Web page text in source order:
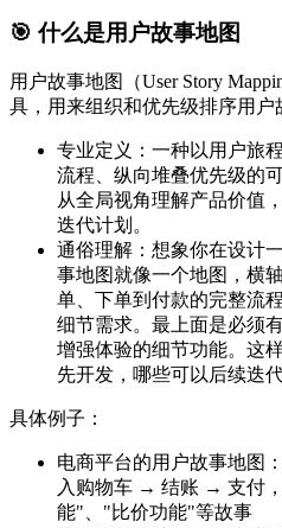
🎯 什么是用户故事地图
用户故事地图（User Story
具，用来组织和优先级排序用户
专业定义 ：一种以用户旅
流程、纵向堆叠优先级的
从全局视角理解产品价值
迭代计划。
通俗理解 ：想象你在设计
事地图就像一个地图，横
单、下单到付款的完整流
细节需求。最上面是必须
增强体验的细节功能。这
先开发，哪些可以后续迭代
具体例子 ：
电商平台的用户故事地图
入购物车 → 结账 → 支付
能"、"比价功能"等故事